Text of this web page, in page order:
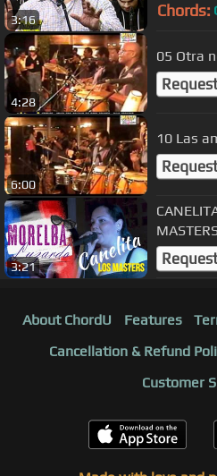
3:16 Chords:
4:28
05 Otra
6:00
10 Las
3:21
CANELITA
About ChordU Features
Cancellation & Refund
Customer